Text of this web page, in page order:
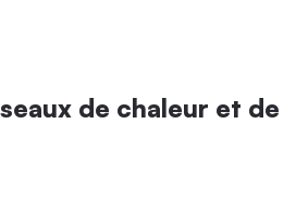
de chaleur et de